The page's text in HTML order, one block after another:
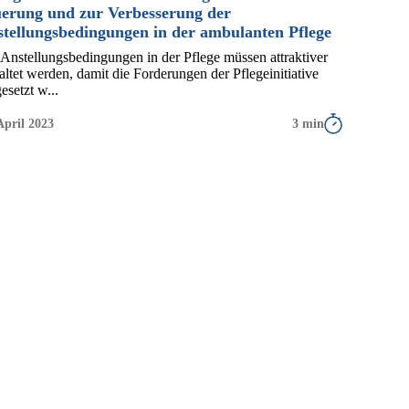
und zur Verbesserung der
in der ambulanten Pflege
in der Pflege müssen attraktiver
werden, damit die Forderungen der Pflegeinitiative
w...
2023 3 min